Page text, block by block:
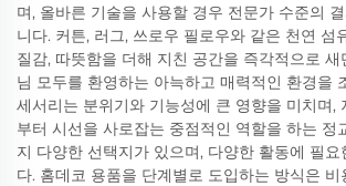
며, 올바른 기술을 사용할 경우 전문가 수준의
니다. 커튼, 러그, 쓰로우 필로우와 같은 천연 섬
질감, 따뜻함을 더해 지친 공간을 즉각적으로 새
님 모두를 환영하는 아늑하고 매력적인 환경을
세서리는 분위기와 기능성에 큰 영향을 미치며,
부터 시선을 사로잡는 중점적인 역할을 하는 정
지 다양한 선택지가 있으며, 다양한 활동에 필요
다. 홈데코 용품을 단계별로 도입하는 방식은 비